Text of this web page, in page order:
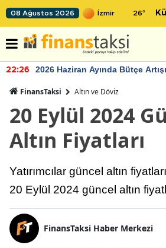
08 Ağustos 2026 26°
22:26 2026 Haziran Ayında Bütçe
FinansTaksi Altın ve Döviz
20 Eylül 2024
Altın Fiyatları
Yatırımcılar güncel altın
20 Eylül 2024 güncel altın
FinansTaksi Haber Merkezi